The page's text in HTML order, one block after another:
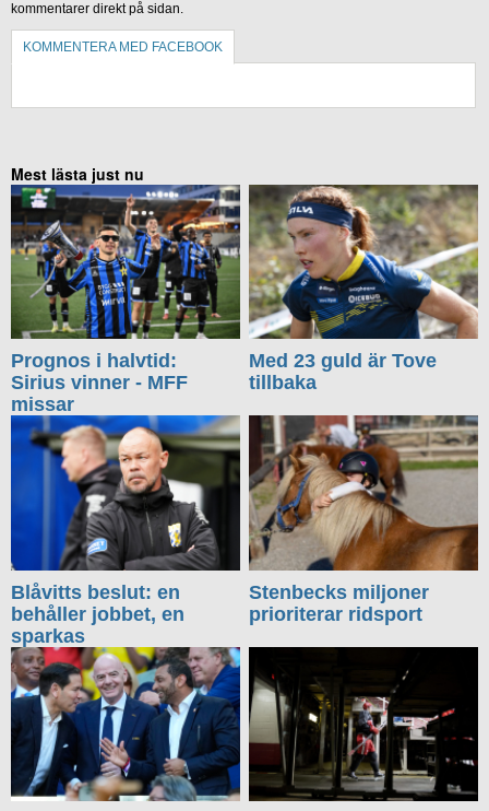
kommentarer direkt på sidan.
KOMMENTERA MED FACEBOOK
Mest lästa just nu
Prognos i halvtid:
Sirius vinner - MFF
missar
Med 23 guld är Tove
tillbaka
Blåvitts beslut: en
behåller jobbet, en
sparkas
Stenbecks miljoner
prioriterar ridsport